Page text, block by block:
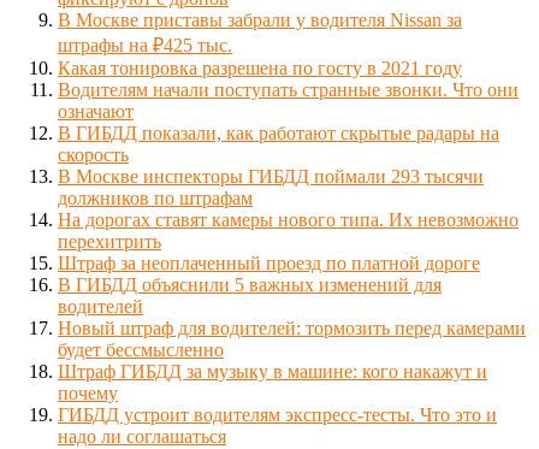
В Москве приставы забрали у водителя Nissan за
штрафы на ₽425 тыс.
Какая тонировка разрешена по госту в 2021 году
Водителям начали поступать странные звонки. Что они
означают
В ГИБДД показали, как работают скрытые радары на
скорость
В Москве инспекторы ГИБДД поймали 293 тысячи
должников по штрафам
На дорогах ставят камеры нового типа. Их невозможно
перехитрить
Штраф за неоплаченный проезд по платной дороге
В ГИБДД объяснили 5 важных изменений для
водителей
Новый штраф для водителей: тормозить перед камерами
будет бессмысленно
Штраф ГИБДД за музыку в машине: кого накажут и
почему
ГИБДД устроит водителям экспресс-тесты. Что это и
надо ли соглашаться